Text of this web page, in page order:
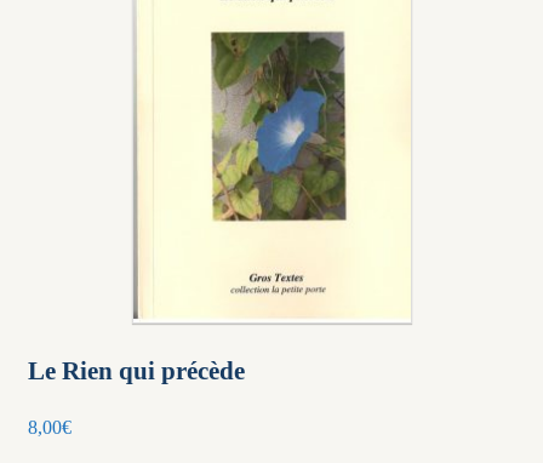
Le Rien qui précède
8,00€